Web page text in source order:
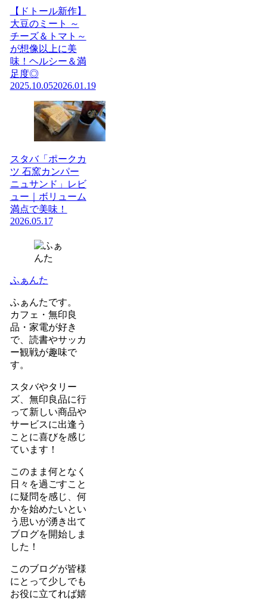
【ドトール新作】
大豆のミート ～
チーズ＆トマト～
が想像以上に美
味！ヘルシー＆満
足度◎
2025.10.052026.01.19
スタバ「ポークカ
ツ 石窯カンパー
ニュサンド」レビ
ュー｜ボリューム
満点で美味！
2026.05.17
ふぁんた
ふぁんたです。
カフェ・無印良
品・家電が好き
で、読書やサッカ
ー観戦が趣味で
す。
スタバやタリー
ズ、無印良品に行
って新しい商品や
サービスに出逢う
ことに喜びを感じ
ています！
このまま何となく
日々を過ごすこと
に疑問を感じ、何
かを始めたいとい
う思いが湧き出て
ブログを開始しま
した！
このブログが皆様
にとって少しでも
お役に立てれば嬉